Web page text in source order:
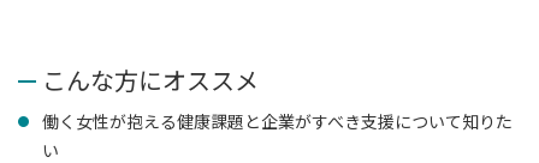
こんな方にオススメ
働く女性が抱える健康課題と企業がすべき支援について知りた
い